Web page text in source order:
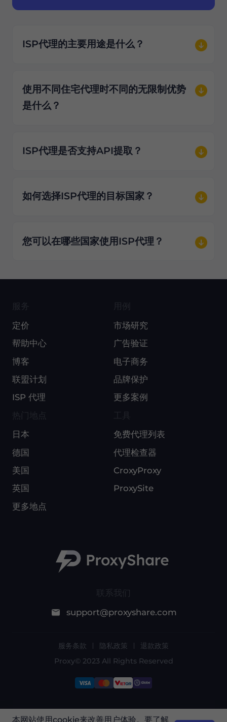
ISP代理的主要用途是什么？
使用不同住宅代理时不同的无限制优势
是什么？
ISP代理是否支持API提取？
如何选择ISP代理的目标国家？
您可以在哪些国家使用ISP代理？
联系我们
support@proxyshare.com
服务
定价
帮助中心
博客
联盟计划
ISP 代理
用例
市场研究
广告验证
电子商务
品牌保护
更多案例
日本
德国
美国
英国
更多地点
免费代理列表
代理检查器
CroxyProxy
ProxySite
服务条款 隐私政策
退款政策
Proxy© 2023 All Rights Reserved
由于政策原因，此服务在中国大陆不可用。感谢您
本网站使用cookie来改善用户体验。要了解